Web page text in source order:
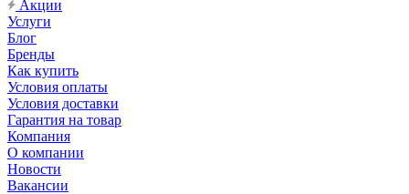
Акции
Услуги
Блог
Бренды
Как купить
Условия оплаты
Условия доставки
Гарантия на товар
Компания
О компании
Новости
Вакансии